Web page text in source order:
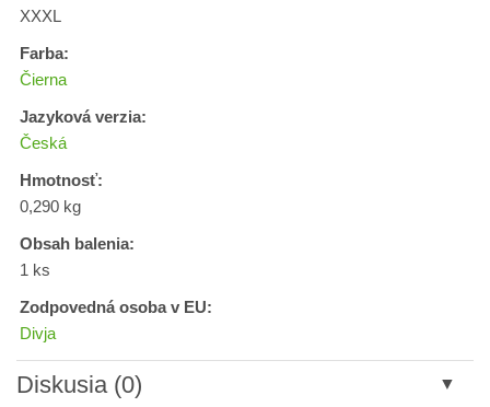
XXXL
Farba:
Čierna
Jazyková verzia:
Česká
Hmotnosť:
0,290 kg
Obsah balenia:
1 ks
Zodpovedná osoba v EU:
Divja
Diskusia (0)